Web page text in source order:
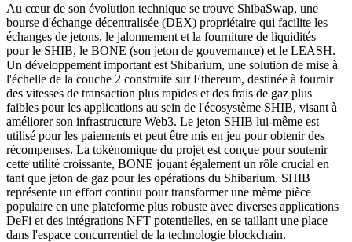
Au cœur de son évolution technique se trouve ShibaSwap, une
bourse d'échange décentralisée (DEX) propriétaire qui facilite les
échanges de jetons, le jalonnement et la fourniture de liquidités
pour le SHIB, le BONE (son jeton de gouvernance) et le LEASH.
Un développement important est Shibarium, une solution de mise à
l'échelle de la couche 2 construite sur Ethereum, destinée à fournir
des vitesses de transaction plus rapides et des frais de gaz plus
faibles pour les applications au sein de l'écosystème SHIB, visant à
améliorer son infrastructure Web3. Le jeton SHIB lui-même est
utilisé pour les paiements et peut être mis en jeu pour obtenir des
récompenses. La tokénomique du projet est conçue pour soutenir
cette utilité croissante, BONE jouant également un rôle crucial en
tant que jeton de gaz pour les opérations du Shibarium. SHIB
représente un effort continu pour transformer une mème pièce
populaire en une plateforme plus robuste avec diverses applications
DeFi et des intégrations NFT potentielles, en se taillant une place
dans l'espace concurrentiel de la technologie blockchain.